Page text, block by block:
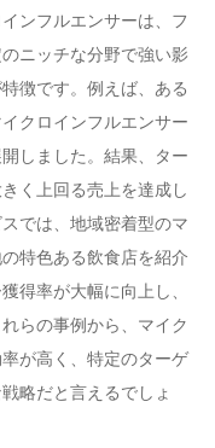
ンフルエンサーは、フ
ニッチな分野で強い影
徴です。例えば、ある
クロインフルエンサー
しました。結果、ター
く上回る売上を達成し
では、地域密着型のマ
特色ある飲食店を紹介
得率が大幅に向上し、
らの事例から、マイク
が高く、特定のターゲ
略だと言えるでしょ